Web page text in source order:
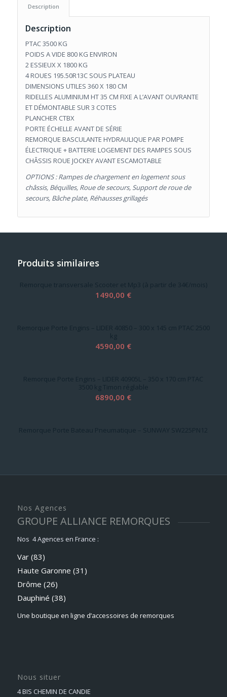
Description
Description
PTAC 3500 KG
POIDS A VIDE 800 KG ENVIRON
2 ESSIEUX X 1800 KG
4 ROUES 195.50R13C SOUS PLATEAU
DIMENSIONS UTILES 360 X 180 CM
RIDELLES ALUMINIUM HT 35 CM FIXE A L’AVANT OUVRANTE
ET DÉMONTABLE SUR 3 COTES
PLANCHER CTBX
PORTE ÉCHELLE AVANT DE SÉRIE
REMORQUE BASCULANTE HYDRAULIQUE PAR POMPE
ÉLECTRIQUE + BATTERIE LOGEMENT DES RAMPES SOUS
CHÂSSIS ROUE JOCKEY AVANT ESCAMOTABLE
OPTIONS : Rampes de chargement en logement sous
châssis, Béquilles, Roue de secours, Support de roue de
secours, Bâche plate, Réhausses grillagés
Produits similaires
Remorque transversale Scooter et Mp3 (à partir de 34€/mois)
1490,00 €
Remorque Porte Engins – LIDER 40850 – 300 x 145 cm PTAC 2500
kg
4590,00 €
Remorque Porte Engins – LIDER 40905L – 350 x 170 cm PTAC
3500 kg Timon réglable
6890,00 €
Remorque Porte Bateau Pneumatique – SUNWAY SW225PN12
Nos Agences
GROUPE ALLIANCE REMORQUES
Nos 4 Agences en France :
Var (83)
Haute Garonne (31)
Drôme (26)
Dauphiné (38)
Une boutique en ligne d’accessoires de remorques
Nous situer
4 BIS CHEMIN DE CANDIE